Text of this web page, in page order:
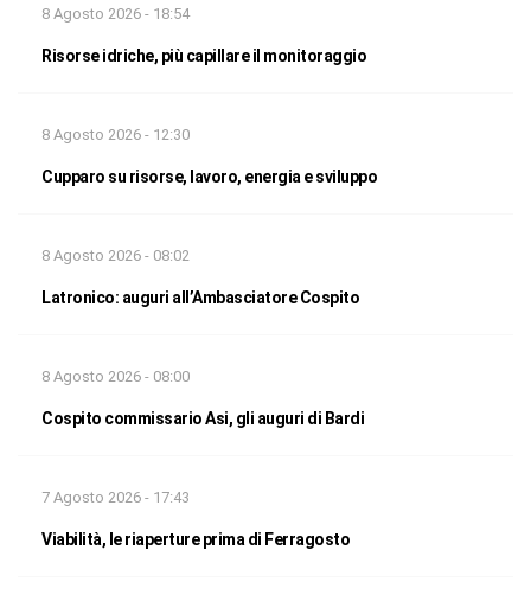
8 Agosto 2026 - 18:54
Risorse idriche, più capillare il monitoraggio
8 Agosto 2026 - 12:30
Cupparo su risorse, lavoro, energia e sviluppo
8 Agosto 2026 - 08:02
Latronico: auguri all’Ambasciatore Cospito
8 Agosto 2026 - 08:00
Cospito commissario Asi, gli auguri di Bardi
7 Agosto 2026 - 17:43
Viabilità, le riaperture prima di Ferragosto